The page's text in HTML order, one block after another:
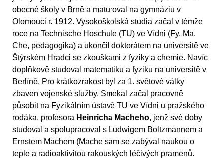
obecné školy v Brně a maturoval na gymnáziu v
Olomouci r. 1912. Vysokoškolská studia začal v témže
roce na Technische Hoschule (TU) ve Vídni (Fy, Ma,
Che, pedagogika) a ukončil doktorátem na universitě ve
Štýrském Hradci se zkouškami z fyziky a chemie. Navíc
doplňkově studoval matematiku a fyziku na universitě v
Berlíně. Pro krátkozrakost byl za 1. světové války
zbaven vojenské služby. Smekal začal pracovně
působit na Fyzikálním ústavě TU ve Vídni u pražského
rodáka, profesora Heinricha Macheho, jenž své doby
studoval a spolupracoval s Ludwigem Boltzmannem a
Ernstem Machem (Mache sám se zabýval naukou o
teple a radioaktivitou rakouských léčivých pramenů.